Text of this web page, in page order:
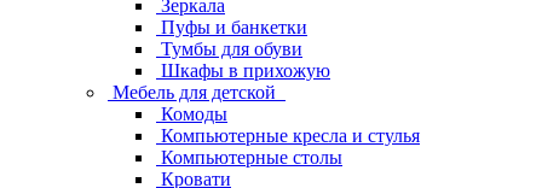
Зеркала
Пуфы и банкетки
Тумбы для обуви
Шкафы в прихожую
Мебель для детской
Комоды
Компьютерные кресла и стулья
Компьютерные столы
Кровати